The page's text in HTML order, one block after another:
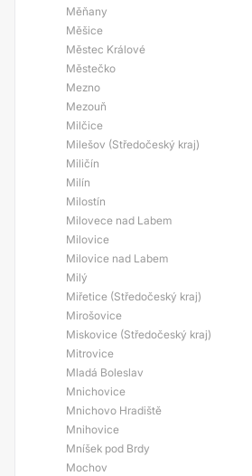
Měňany
Měšice
Městec Králové
Městečko
Mezno
Mezouň
Milčice
Milešov (Středočeský kraj)
Miličín
Milín
Milostín
Milovece nad Labem
Milovice
Milovice nad Labem
Milý
Miřetice (Středočeský kraj)
Mirošovice
Miskovice (Středočeský kraj)
Mitrovice
Mladá Boleslav
Mnichovice
Mnichovo Hradiště
Mnihovice
Mníšek pod Brdy
Mochov